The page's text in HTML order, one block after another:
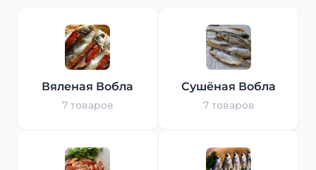
Вяленая Вобла
7 товаров
Сушёная Вобла
7 товаров